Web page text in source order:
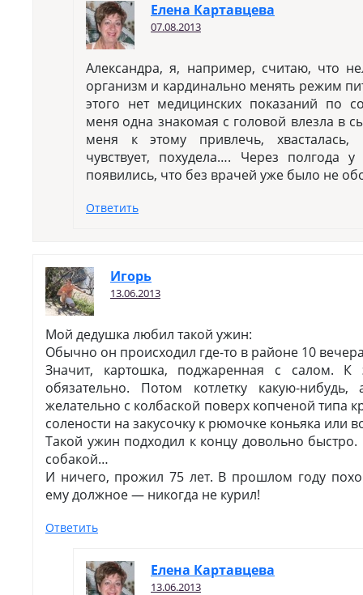
Елена Картавцева
07.08.2013
Александра, я, например, считаю, что
организм и кардинально менять режим
этого нет медицинских показаний по
меня одна знакомая с головой влезла в
меня к этому привлечь, хвасталась,
чувствует, похудела…. Через полгода
появились, что без врачей уже было не
Ответить
Игopь
13.06.2013
Мой дедушка любил такой ужин:
Обычно он происходил где-то в районе 10
Значит, картошка, поджаренная с салом.
обязательно. Потом котлетку какую-
желательно с колбаской поверх копченой типа
солености на закусочку к рюмочке коньяка или
Такой ужин подходил к концу довольно
собакой…
И ничего, прожил 75 лет. В прошлом году
ему должное — никогда не курил!
Ответить
Елена Картавцева
13.06.2013